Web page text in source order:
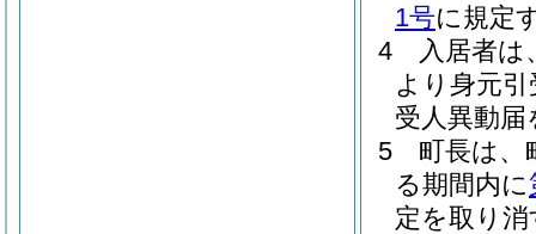
1号に規定
4
入居者は
より身元
受人異動
5
町長は、
る期間内に
定を取り